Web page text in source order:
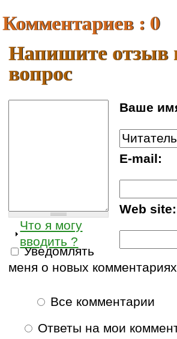
Комментариев : 0
Напишите отзыв
вопрос
Ваше
E-mail:
Web site:
Что я могу
вводить ?
Уведомлять
меня о новых комментариях
Все комментарии
Ответы на мои